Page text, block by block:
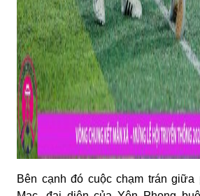
Bên cạnh đó cuộc chạm trán